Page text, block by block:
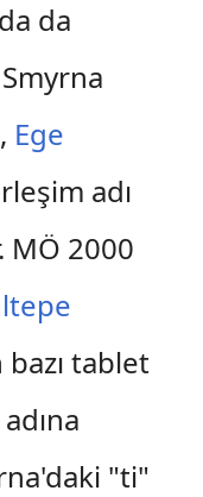
da
Ege
adı
MÖ 2000
tablet
"ti"